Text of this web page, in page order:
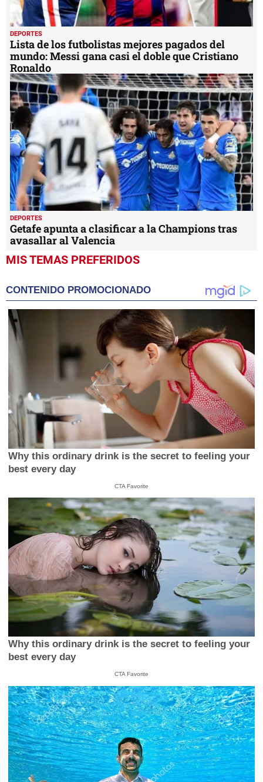
DEPORTES
Lista de los futbolistas mejores pagados del
mundo: Messi gana casi el doble que Cristiano
Ronaldo
DEPORTES
Getafe apunta a clasificar a la Champions tras
avasallar al Valencia
MIS TEMAS PREFERIDOS
CONTENIDO PROMOCIONADO
Why this ordinary drink is the secret to feeling your
best every day
CTA Favorite
Why this ordinary drink is the secret to feeling your
best every day
CTA Favorite